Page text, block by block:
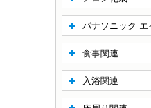
パナソニック エ
食事関連
入浴関連